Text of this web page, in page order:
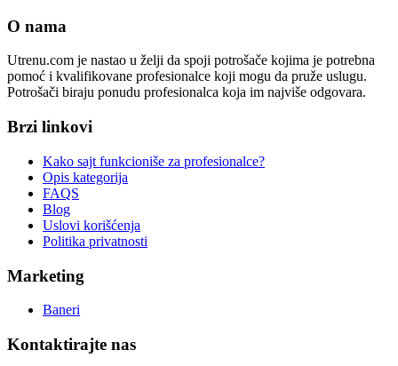
O nama
Utrenu.com je nastao u želji da spoji potrošače kojima je potrebna
pomoć i kvalifikovane profesionalce koji mogu da pruže uslugu.
Potrošači biraju ponudu profesionalca koja im najviše odgovara.
Brzi linkovi
Kako sajt funkcioniše za profesionalce?
Opis kategorija
FAQS
Blog
Uslovi korišćenja
Politika privatnosti
Marketing
Baneri
Kontaktirajte nas